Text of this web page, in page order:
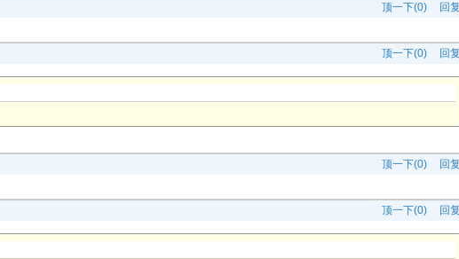
回复
顶一下(0)
回复
顶一下(0)
回复
顶一下(0)
回复
顶一下(0)